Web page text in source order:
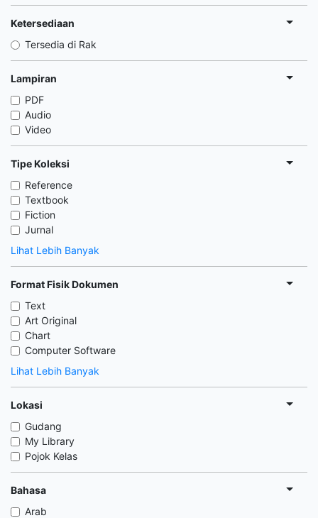
Ketersediaan
Tersedia di Rak
Lampiran
PDF
Audio
Video
Tipe Koleksi
Reference
Textbook
Fiction
Jurnal
Lihat Lebih Banyak
Format Fisik Dokumen
Text
Art Original
Chart
Computer Software
Lihat Lebih Banyak
Lokasi
Gudang
My Library
Pojok Kelas
Bahasa
Arab